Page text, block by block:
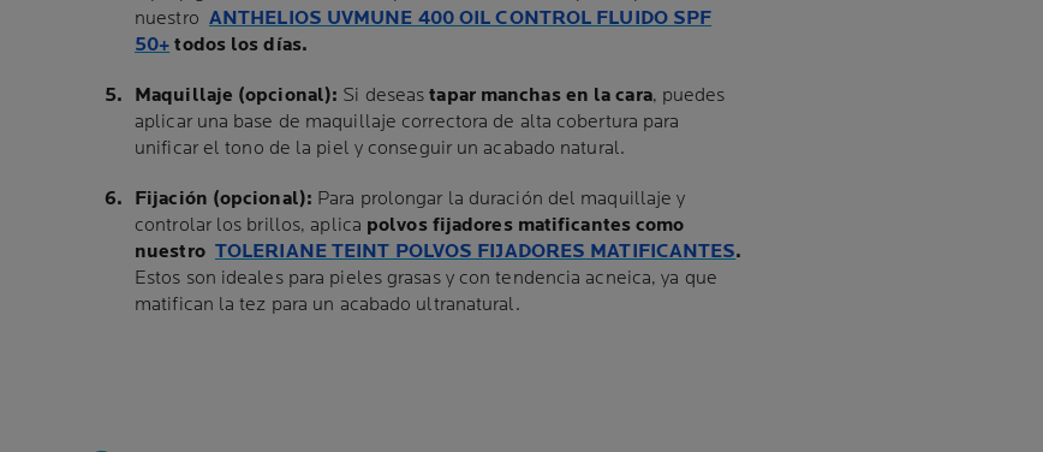
nuestro ANTHELIOS UVMUNE 400 OIL CONTROL FLUIDO SPF
50+ todos los días.
Maquillaje (opcional): Si deseastapar manchas en la cara, puedes
aplicar una base de maquillaje correctora de alta cobertura para
unificar el tono de la piel y conseguir un acabado natural.
Fijación (opcional): Para prolongar la duración del maquillaje y
controlar los brillos, aplica polvos fijadores matificantes como
nuestro TOLERIANE TEINT POLVOS FIJADORES MATIFICANTES.
Estos son ideales para pieles grasas y con tendencia acneica, ya que
matifican la tez para un acabado ultranatural.